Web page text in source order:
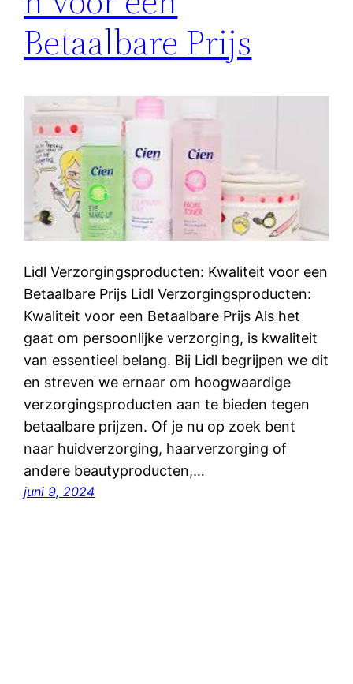
Betaalbare Prijs
Lidl Verzorgingsproducten: Kwaliteit voor een
Betaalbare Prijs Lidl Verzorgingsproducten:
Kwaliteit voor een Betaalbare Prijs Als het
gaat om persoonlijke verzorging, is kwaliteit
van essentieel belang. Bij Lidl begrijpen we dit
en streven we ernaar om hoogwaardige
verzorgingsproducten aan te bieden tegen
betaalbare prijzen. Of je nu op zoek bent
naar huidverzorging, haarverzorging of
andere beautyproducten,…
juni 9, 2024